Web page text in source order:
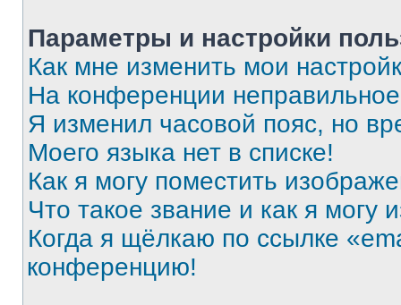
Параметры и настройки
Как мне изменить мои
На конференции
Я изменил часовой пояс, но
Моего языка нет в списке!
Как я могу поместить
Что такое звание и как я могу
Когда я щёлкаю по ссылке
конференцию!